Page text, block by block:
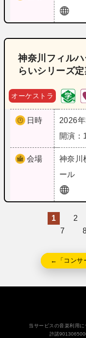
神奈川フィル
らいシリーズ
オーケストラ
日時
2026
開演：
会場 神奈川
ール
1 2
7
←「コンサ
当サービスの音楽利用
許諾